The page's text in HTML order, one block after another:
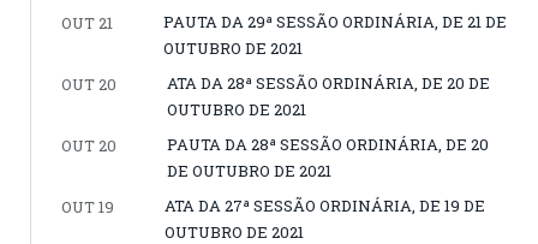
OUT 21
PAUTA DA 29ª SESSÃO ORDINÁRIA, DE 21 DE
OUTUBRO DE 2021
OUT 20
ATA DA 28ª SESSÃO ORDINÁRIA, DE 20 DE
OUTUBRO DE 2021
OUT 20
PAUTA DA 28ª SESSÃO ORDINÁRIA, DE 20
DE OUTUBRO DE 2021
OUT 19
ATA DA 27ª SESSÃO ORDINÁRIA, DE 19 DE
OUTUBRO DE 2021